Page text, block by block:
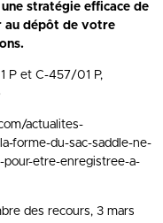
stratégie efficace de
au dépôt de votre
et C-457/01 P,
actualites-
forme-du-sac-saddle-ne-
pour-etre-enregistree-a-
des recours, 3 mars